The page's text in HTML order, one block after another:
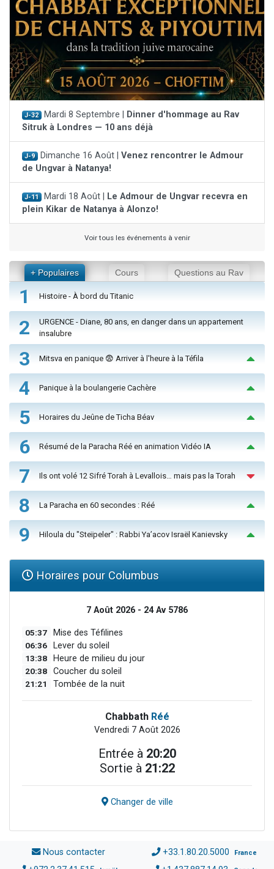
J-32 Mardi 8 Septembre |
Dinner d'hommage au Rav
Sitruk à Londres — 10 ans déjà
J-9 Dimanche 16 Août | Venez rencontrer le Admour
de Ungvar à Natanya!
J-11 Mardi 18 Août |
Le Admour de Ungvar recevra en
plein Kikar de Natanya à Alonzo!
Voir tous les événements à venir
+ Populaires Cours Questions au Rav
1 Histoire - À bord du Titanic
2
URGENCE - Diane, 80 ans, en danger dans un appartement
insalubre
3 Mitsva en panique 😨 Arriver à l'heure à la Téfila
4 Panique à la boulangerie Cachère
5 Horaires du Jeûne de Ticha Béav
6 Résumé de la Paracha Réé en animation Vidéo IA
7 Ils ont volé 12 Sifré Torah à Levallois… mais pas la Torah
8 La Paracha en 60 secondes : Réé
9 Hiloula du "Steïpeler" : Rabbi Ya’acov Israël Kanievsky
Horaires pour Columbus
7 Août 2026 - 24 Av 5786
05:37 Mise des Téfilines
06:36 Lever du soleil
13:38 Heure de milieu du jour
20:38 Coucher du soleil
21:21 Tombée de la nuit
Chabbath Réé
Vendredi 7 Août 2026
Entrée à 20:20
Sortie à 21:22
Changer de ville
Nous contacter +33.1.80.20.5000 France